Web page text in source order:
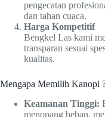
pengecatan
dan tahan cuaca.
Harga Kompetitif
Bengkel Las kami
transparan sesuai
kualitas.
Mengapa Memilih Kanopi
Keamanan Tinggi:
menopang beban,